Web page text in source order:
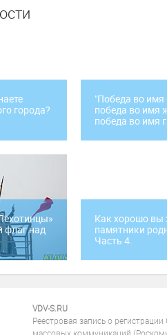
города?
"Победа во
победа во имя
победа во имя
флаг над
Как хорошо вы
памятники
Часть 4.
VDV-S.RU
Реестровая запись о